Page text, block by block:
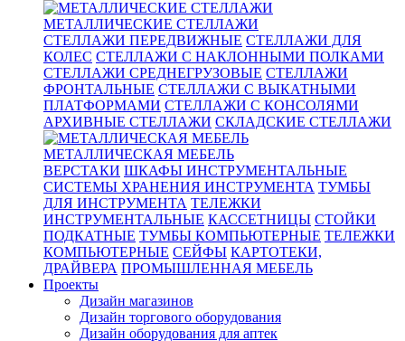
МЕТАЛЛИЧЕСКИЕ СТЕЛЛАЖИ
СТЕЛЛАЖИ ПЕРЕДВИЖНЫЕ СТЕЛЛАЖИ ДЛЯ
КОЛЕС СТЕЛЛАЖИ С НАКЛОННЫМИ ПОЛКАМИ
СТЕЛЛАЖИ СРЕДНЕГРУЗОВЫЕ СТЕЛЛАЖИ
ФРОНТАЛЬНЫЕ СТЕЛЛАЖИ С ВЫКАТНЫМИ
ПЛАТФОРМАМИ СТЕЛЛАЖИ С КОНСОЛЯМИ
АРХИВНЫЕ СТЕЛЛАЖИ СКЛАДСКИЕ СТЕЛЛАЖИ
МЕТАЛЛИЧЕСКАЯ МЕБЕЛЬ
ВЕРСТАКИ ШКАФЫ ИНСТРУМЕНТАЛЬНЫЕ
СИСТЕМЫ ХРАНЕНИЯ ИНСТРУМЕНТА ТУМБЫ
ДЛЯ ИНСТРУМЕНТА ТЕЛЕЖКИ
ИНСТРУМЕНТАЛЬНЫЕ КАССЕТНИЦЫ СТОЙКИ
ПОДКАТНЫЕ ТУМБЫ КОМПЬЮТЕРНЫЕ ТЕЛЕЖКИ
КОМПЬЮТЕРНЫЕ СЕЙФЫ КАРТОТЕКИ,
ДРАЙВЕРА ПРОМЫШЛЕННАЯ МЕБЕЛЬ
Проекты
Дизайн магазинов
Дизайн торгового оборудования
Дизайн оборудования для аптек